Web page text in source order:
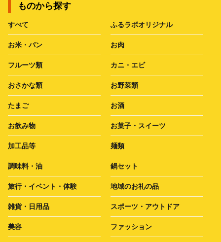
ものから探す
すべて ふるラボオリジナル
お米・パン お肉
フルーツ類 カニ・エビ
おさかな類 お野菜類
たまご お酒
お飲み物 お菓子・スイーツ
加工品等 麺類
調味料・油 鍋セット
旅行・イベント・体験 地域のお礼の品
雑貨・日用品 スポーツ・アウトドア
美容 ファッション